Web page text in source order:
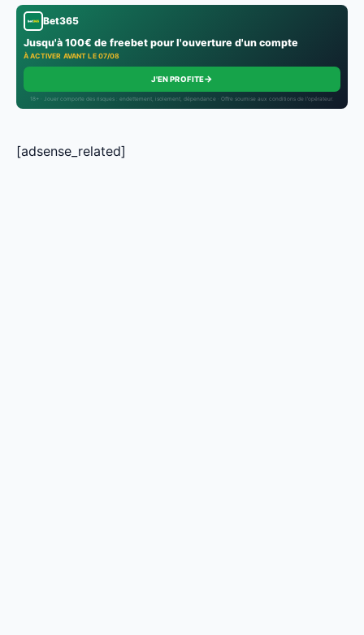
Bet365
Jusqu'à 100€ de freebet pour l'ouverture d'un compte
À ACTIVER AVANT LE 07/08
J'EN PROFITE→
18+ · Jouer comporte des risques : endettement, isolement, dépendance · Offre soumise aux conditions de l’opérateur.
[adsense_related]